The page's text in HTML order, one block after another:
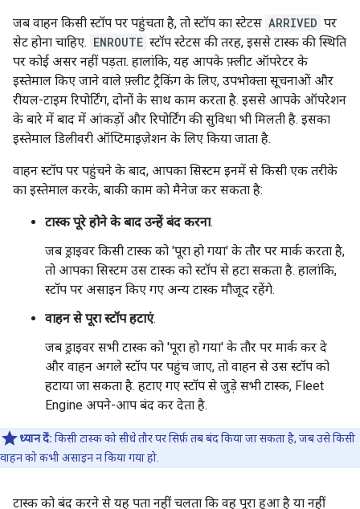
जब वाहन किसी स्टॉप पर पहुंचता है, तो स्टॉप का स्टेटस ARRIVED पर
सेट होना चाहिए. ENROUTE स्टॉप स्टेटस की तरह, इससे टास्क की स्थिति
पर कोई असर नहीं पड़ता. हालांकि, यह आपके फ़्लीट ऑपरेटर के
इस्तेमाल किए जाने वाले फ़्लीट ट्रैकिंग के लिए, उपभोक्ता सूचनाओं और
रीयल-टाइम रिपोर्टिंग, दोनों के साथ काम करता है. इससे आपके ऑपरेशन
के बारे में बाद में आंकड़ों और रिपोर्टिंग की सुविधा भी मिलती है. इसका
इस्तेमाल डिलीवरी ऑप्टिमाइज़ेशन के लिए किया जाता है.
वाहन स्टॉप पर पहुंचने के बाद, आपका सिस्टम इनमें से किसी एक तरीके
का इस्तेमाल करके, बाकी काम को मैनेज कर सकता है:
टास्क पूरे होने के बाद उन्हें बंद करना.
जब ड्राइवर किसी टास्क को 'पूरा हो गया' के तौर पर मार्क करता है,
तो आपका सिस्टम उस टास्क को स्टॉप से हटा सकता है. हालांकि,
स्टॉप पर असाइन किए गए अन्य टास्क मौजूद रहेंगे.
वाहन से पूरा स्टॉप हटाएं.
जब ड्राइवर सभी टास्क को 'पूरा हो गया' के तौर पर मार्क कर दे
और वाहन अगले स्टॉप पर पहुंच जाए, तो वाहन से उस स्टॉप को
हटाया जा सकता है. हटाए गए स्टॉप से जुड़े सभी टास्क, Fleet
Engine अपने-आप बंद कर देता है.
ध्यान दें: किसी टास्क को सीधे तौर पर सिर्फ़ तब बंद किया जा सकता है, जब उसे किसी
वाहन को कभी असाइन न किया गया हो.
टास्क को बंद करने से यह पता नहीं चलता कि वह पूरा हुआ है या नहीं